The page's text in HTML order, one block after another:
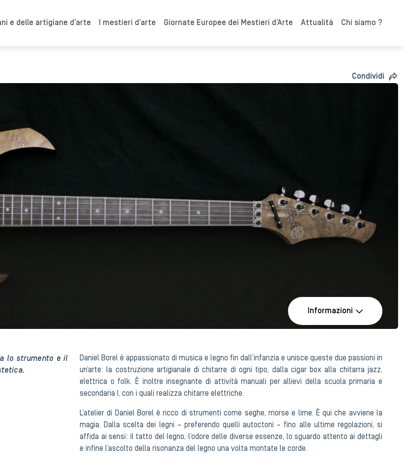
e delle artigiane d’arte I mestieri d’arte Giornate Europee dei Mestieri d’Arte Attualità Chi siamo ?
Condividi
Informazioni
lo strumento e il
Daniel Borel è appassionato di musica e legno fin dall’infanzia e unisce queste due passioni in
un’arte: la costruzione artigianale di chitarre di ogni tipo, dalla cigar box alla chitarra jazz,
elettrica o folk. È inoltre insegnante di attività manuali per allievi della scuola primaria e
secondaria I, con i quali realizza chitarre elettriche.
L’atelier di Daniel Borel è ricco di strumenti come seghe, morse e lime. È qui che avviene la
magia. Dalla scelta dei legni – preferendo quelli autoctoni – fino alle ultime regolazioni, si
affida ai sensi: il tatto del legno, l’odore delle diverse essenze, lo sguardo attento ai dettagli
e infine l’ascolto della risonanza del legno una volta montate le corde.